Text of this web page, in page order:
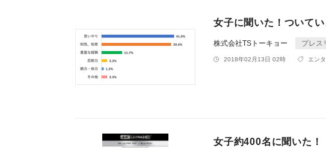
女子に聞いた！ついて
株式会社TSトーキョー プレス
2018年02月13日 02時 エン
女子約400名に聞いた！